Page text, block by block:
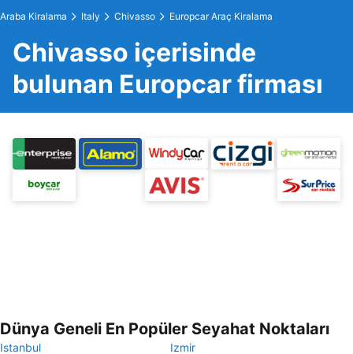
Araba Kiralama Italy Chivasso Europcar Araç Kiralama
Chivasso içerisinde
bulunan Europcar firması
Dünya Geneli En Popüler Seyahat Noktaları
Istanbul
Izmir